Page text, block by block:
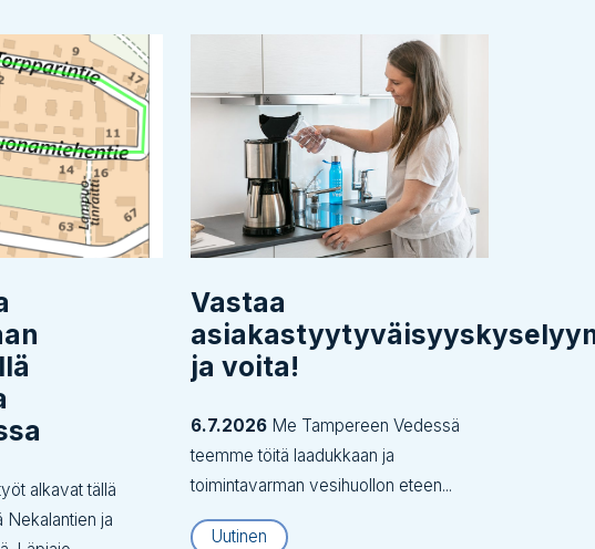
alkavat tällä
Nekalantien ja
Vastaa
ja voita!
6.7.2026 Me Tampereen Vedessä
teemme töitä laadukkaan ja
toimintavarman vesihuollon eteen...
Uutinen